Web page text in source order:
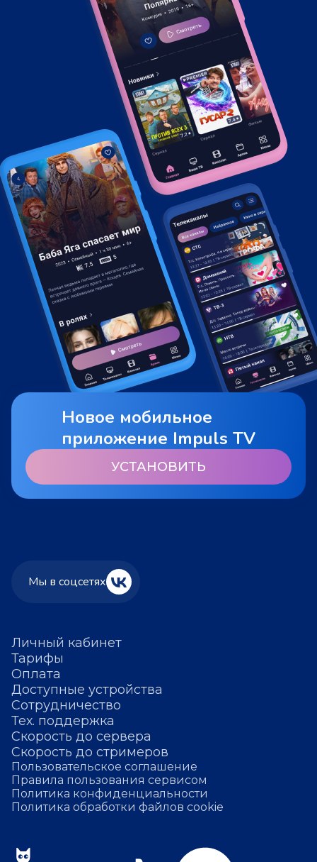
Новое мобильное
приложение Impuls TV
УСТАНОВИТЬ
Личный кабинет
Тарифы
Оплата
Доступные устройства
Сотрудничество
Тех. поддержка
Скорость до сервера
Скорость до стримеров
Пользовательское соглашение
Правила пользования сервисом
Политика конфиденциальности
Политика обработки файлов cookie
Мы в соцсетях